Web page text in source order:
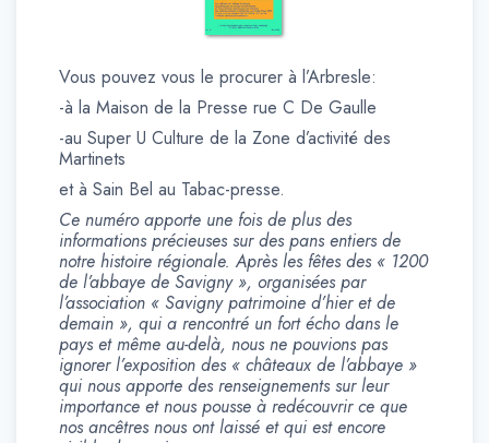
Vous pouvez vous le procurer à l’Arbresle:
-à la Maison de la Presse rue C De Gaulle
-au Super U Culture de la Zone d’activité des
Martinets
et à Sain Bel au Tabac-presse.
Ce numéro apporte une fois de plus des
informations précieuses sur des pans entiers de
notre histoire régionale. Après les fêtes des « 1200
de l’abbaye de Savigny », organisées par
l’association « Savigny patrimoine d’hier et de
demain », qui a rencontré un fort écho dans le
pays et même au-delà, nous ne pouvions pas
ignorer l’exposition des « châteaux de l’abbaye »
qui nous apporte des renseignements sur leur
importance et nous pousse à redécouvrir ce que
nos ancêtres nous ont laissé et qui est encore